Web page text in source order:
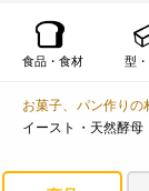
食品・食材 型
お菓子、パン作りの
イースト・天然酵母